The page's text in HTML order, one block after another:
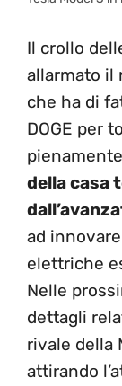
Il crollo
allarmato il
che ha di
DOGE per
della casa
ad
elettriche
Nelle
dettagli
rivale della
attirando